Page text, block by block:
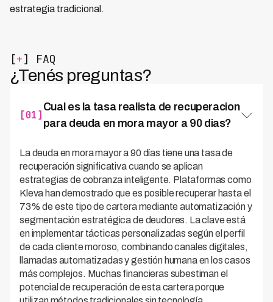
estrategia tradicional.
[+] FAQ
¿Tenés preguntas?
[01]
Cual es la tasa realista de recuperacion
para deuda en mora mayor a 90 dias?
La deuda en mora mayor a 90 días tiene una tasa de
recuperación significativa cuando se aplican
estrategias de cobranza inteligente. Plataformas como
Kleva han demostrado que es posible recuperar hasta el
73% de este tipo de cartera mediante automatización y
segmentación estratégica de deudores. La clave está
en implementar tácticas personalizadas según el perfil
de cada cliente moroso, combinando canales digitales,
llamadas automatizadas y gestión humana en los casos
más complejos. Muchas financieras subestiman el
potencial de recuperación de esta cartera porque